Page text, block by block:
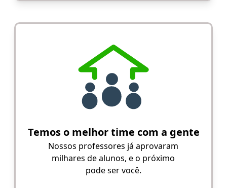
Temos o melhor time com a gente
Nossos professores já aprovaram
milhares de alunos, e o próximo
pode ser você.